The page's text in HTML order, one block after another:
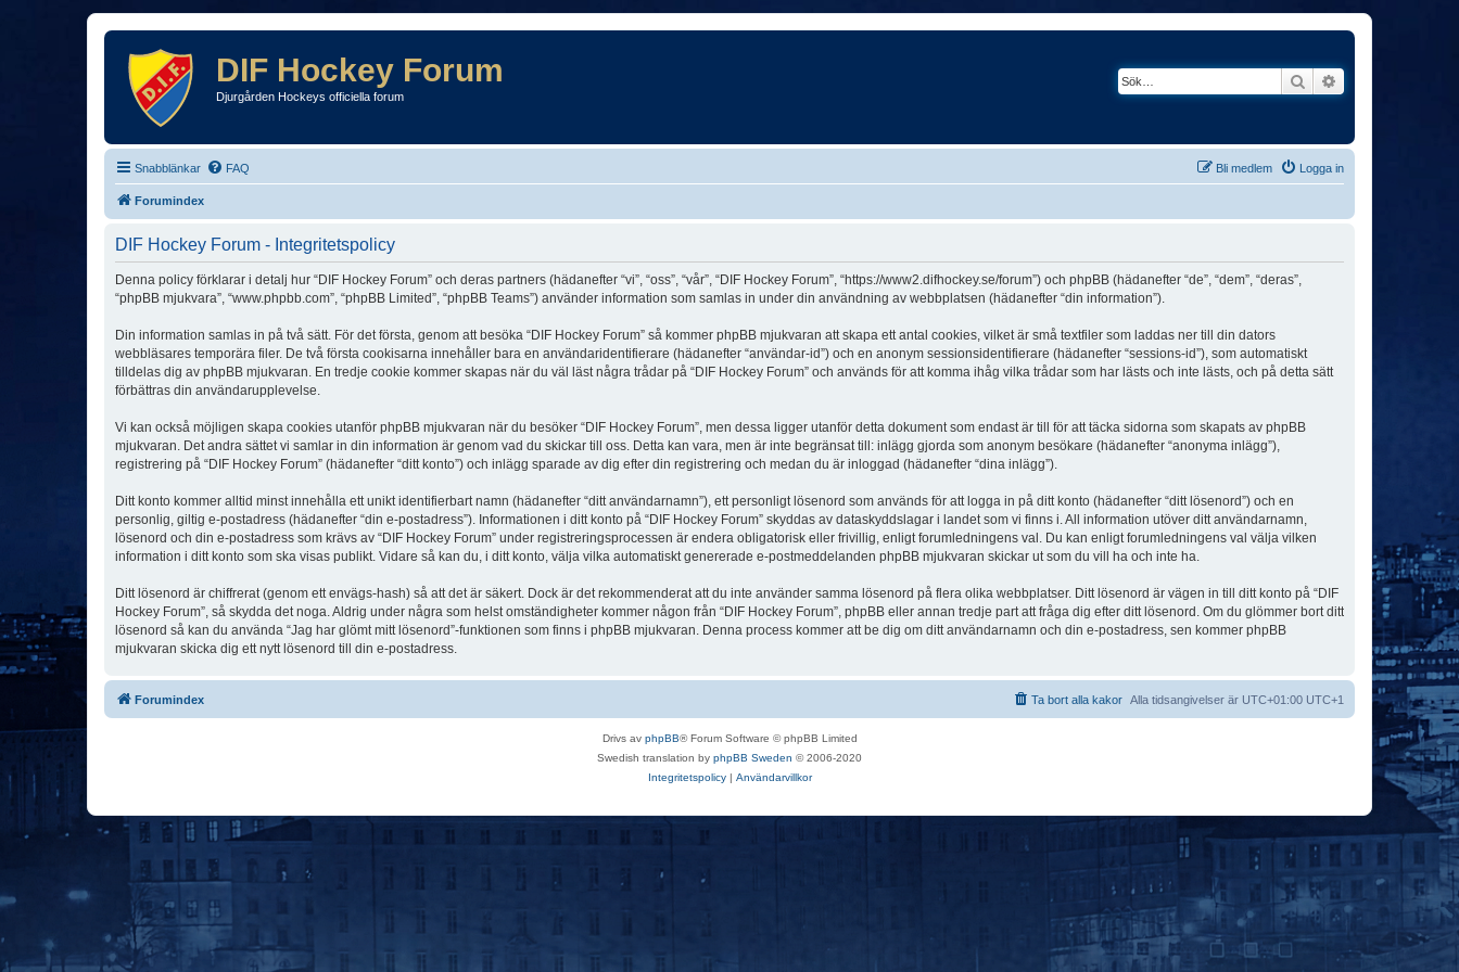
DIF Hockey Forum
Djurgården Hockeys officiella forum
Sök
Snabblänkar FAQ Logga in
Bli medlem
Forumindex
DIF Hockey Forum - Integritetspolicy
Denna policy förklarar i detalj hur “DIF Hockey Forum” och deras partners (hädanefter “vi”, “oss”, “vår”, “DIF Hockey Forum”, “https://www2.difhockey.se/forum”) och phpBB (hädanefter “de”, “dem”, “deras”,
“phpBB mjukvara”, “www.phpbb.com”, “phpBB Limited”, “phpBB Teams”) använder information som samlas in under din användning av webbplatsen (hädanefter “din information”).
Din information samlas in på två sätt. För det första, genom att besöka “DIF Hockey Forum” så kommer phpBB mjukvaran att skapa ett antal cookies, vilket är små textfiler som laddas ner till din dators
webbläsares temporära filer. De två första cookisarna innehåller bara en användaridentifierare (hädanefter “användar-id”) och en anonym sessionsidentifierare (hädanefter “sessions-id”), som automatiskt
tilldelas dig av phpBB mjukvaran. En tredje cookie kommer skapas när du väl läst några trådar på “DIF Hockey Forum” och används för att komma ihåg vilka trådar som har lästs och inte lästs, och på detta sätt
förbättras din användarupplevelse.
Vi kan också möjligen skapa cookies utanför phpBB mjukvaran när du besöker “DIF Hockey Forum”, men dessa ligger utanför detta dokument som endast är till för att täcka sidorna som skapats av phpBB
mjukvaran. Det andra sättet vi samlar in din information är genom vad du skickar till oss. Detta kan vara, men är inte begränsat till: inlägg gjorda som anonym besökare (hädanefter “anonyma inlägg”),
registrering på “DIF Hockey Forum” (hädanefter “ditt konto”) och inlägg sparade av dig efter din registrering och medan du är inloggad (hädanefter “dina inlägg”).
Ditt konto kommer alltid minst innehålla ett unikt identifierbart namn (hädanefter “ditt användarnamn”), ett personligt lösenord som används för att logga in på ditt konto (hädanefter “ditt lösenord”) och en
personlig, giltig e-postadress (hädanefter “din e-postadress”). Informationen i ditt konto på “DIF Hockey Forum” skyddas av dataskyddslagar i landet som vi finns i. All information utöver ditt användarnamn,
lösenord och din e-postadress som krävs av “DIF Hockey Forum” under registreringsprocessen är endera obligatorisk eller frivillig, enligt forumledningens val. Du kan enligt forumledningens val välja vilken
information i ditt konto som ska visas publikt. Vidare så kan du, i ditt konto, välja vilka automatiskt genererade e-postmeddelanden phpBB mjukvaran skickar ut som du vill ha och inte ha.
Ditt lösenord är chiffrerat (genom ett envägs-hash) så att det är säkert. Dock är det rekommenderat att du inte använder samma lösenord på flera olika webbplatser. Ditt lösenord är vägen in till ditt konto på “DIF
Hockey Forum”, så skydda det noga. Aldrig under några som helst omständigheter kommer någon från “DIF Hockey Forum”, phpBB eller annan tredje part att fråga dig efter ditt lösenord. Om du glömmer bort ditt
lösenord så kan du använda “Jag har glömt mitt lösenord”-funktionen som finns i phpBB mjukvaran. Denna process kommer att be dig om ditt användarnamn och din e-postadress, sen kommer phpBB
mjukvaran skicka dig ett nytt lösenord till din e-postadress.
Forumindex Alla tidsangivelser är UTC+01:00 UTC+1
Ta bort alla kakor
Drivs av phpBB® Forum Software © phpBB Limited
Swedish translation by phpBB Sweden © 2006-2020
Integritetspolicy| Användarvillkor